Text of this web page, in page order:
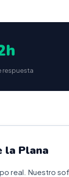
respuesta
la Plana
real. Nuestro